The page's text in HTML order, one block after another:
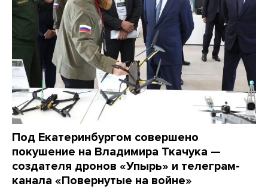
Под Екатеринбургом совершено
покушение на Владимира Ткачука —
создателя дронов «Упырь» и телеграм-
канала «Повернутые на войне»